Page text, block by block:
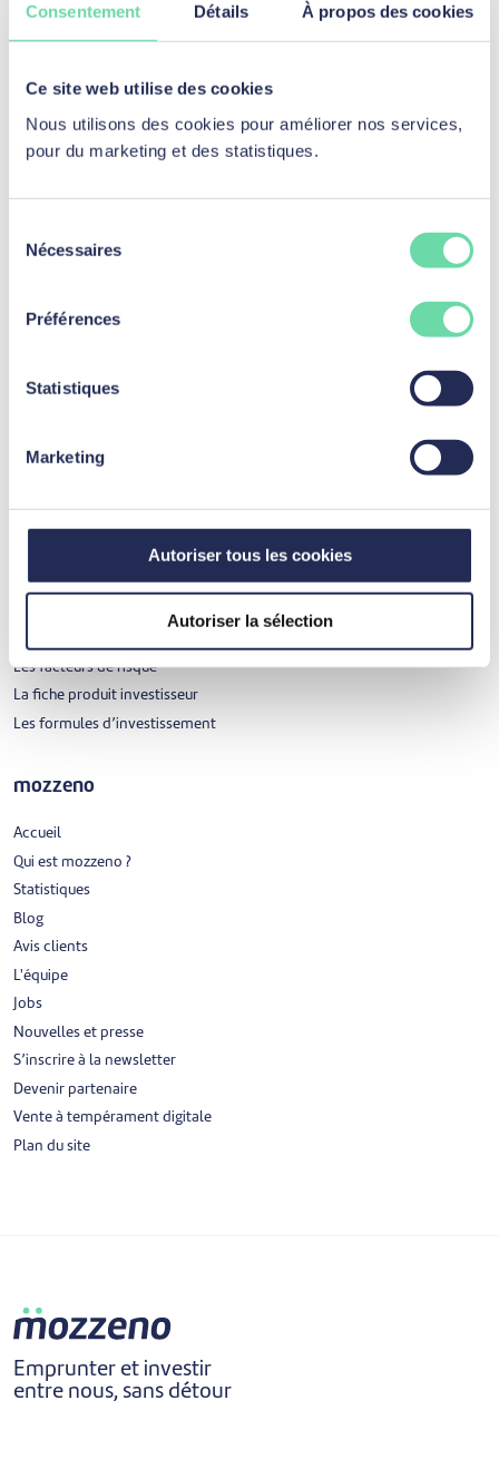
Consentement Détails À propos des cookies
Ce site web utilise des cookies
Nous utilisons des cookies pour améliorer nos services,
pour du marketing et des statistiques.
Nécessaires
Préférences
Statistiques
Marketing
Autoriser tous les cookies
Autoriser la sélection
Fonds de roulement
Investissement en équipement
Récompense pour remboursement parfait
Assurance
Assurance auto de Belfius Direct
Investissement
Prêts professionnels d’indépendants et de sociétés
Les étapes du placement et du financement participatif en ligne
Les facteurs de risque
La fiche produit investisseur
Les formules d’investissement
mozzeno
Accueil
Qui est mozzeno ?
Statistiques
Blog
Avis clients
L'équipe
Jobs
Nouvelles et presse
S’inscrire à la newsletter
Devenir partenaire
Vente à tempérament digitale
Plan du site
Emprunter et investir
entre nous, sans détour